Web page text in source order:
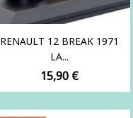
RENAULT 12 BREAK 1971
LA...
Prix
15,90 €